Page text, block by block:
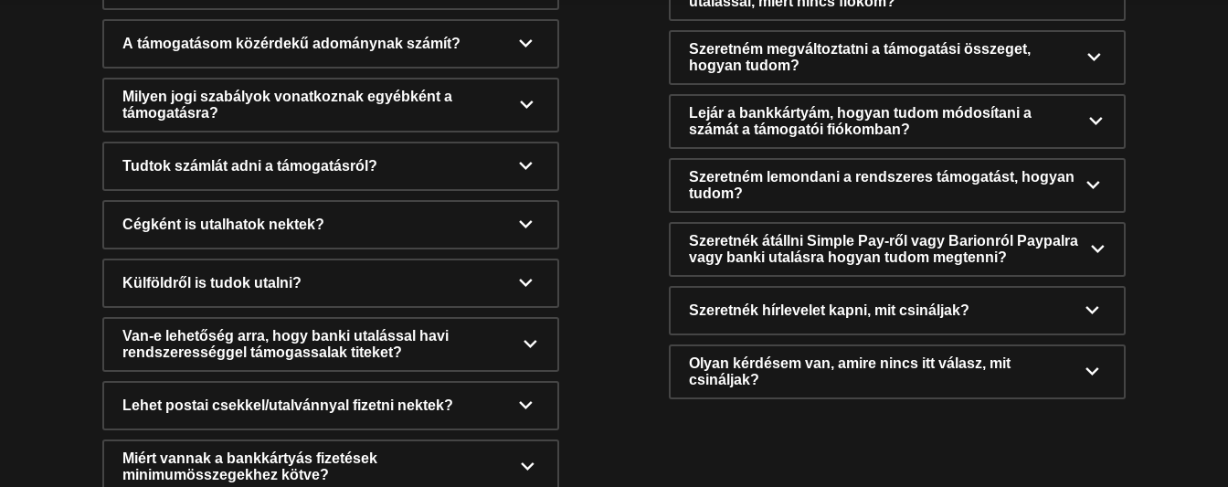
A támogatásom közérdekű adománynak számít?
Milyen jogi szabályok vonatkoznak egyébként a
támogatásra?
Tudtok számlát adni a támogatásról?
Cégként is utalhatok nektek?
Külföldről is tudok utalni?
Van-e lehetőség arra, hogy banki utalással havi
rendszerességgel támogassalak titeket?
Lehet postai csekkel/utalvánnyal fizetni nektek?
Miért vannak a bankkártyás fizetések
minimumösszegekhez kötve?
Szeretném megváltoztatni a támogatási összeget,
hogyan tudom?
Lejár a bankkártyám, hogyan tudom módosítani a
számát a támogatói fiókomban?
Szeretném lemondani a rendszeres támogatást, hogyan
tudom?
Szeretnék átállni Simple Pay-ről vagy Barionról Paypalra
vagy banki utalásra hogyan tudom megtenni?
Szeretnék hírlevelet kapni, mit csináljak?
Olyan kérdésem van, amire nincs itt válasz, mit
csináljak?